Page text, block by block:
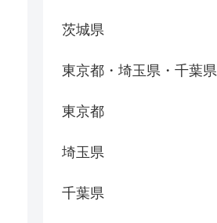
茨城県
東京都・埼玉県・千葉県
東京都
埼玉県
千葉県